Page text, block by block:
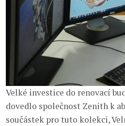
Velké investice do renovací
dovedlo společnost Zenith k
součástek pro tuto kolekci,